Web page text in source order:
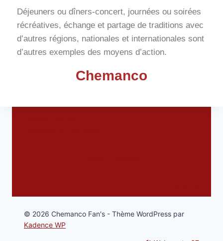
Déjeuners ou dîners-concert, journées ou soirées
récréatives, échange et partage de traditions avec
d’autres régions, nationales et internationales sont
d’autres exemples des moyens d’action.
Chemanco
© 2026 Chemanco Fan's - Thème WordPress par
Kadence WP